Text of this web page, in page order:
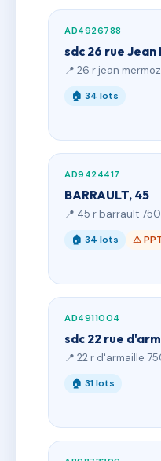
AD4926788
sdc 26 rue Jean
📍 26 r jean
🏠 34 lots
AD9424417
BARRAULT, 45
📍 45 r barrault
🏠 34 lots ⚠ PPT
AD4911004
sdc 22 rue
📍 22 r d'armaille
🏠 31 lots